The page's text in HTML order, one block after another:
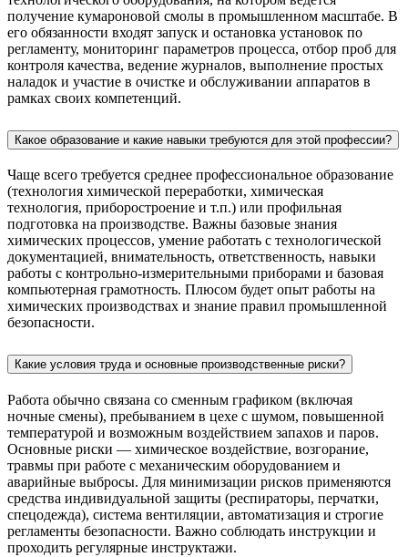
получение кумароновой смолы в промышленном масштабе. В
его обязанности входят запуск и остановка установок по
регламенту, мониторинг параметров процесса, отбор проб для
контроля качества, ведение журналов, выполнение простых
наладок и участие в очистке и обслуживании аппаратов в
рамках своих компетенций.
Какое образование и какие навыки требуются для этой профессии?
Чаще всего требуется среднее профессиональное образование
(технология химической переработки, химическая
технология, приборостроение и т.п.) или профильная
подготовка на производстве. Важны базовые знания
химических процессов, умение работать с технологической
документацией, внимательность, ответственность, навыки
работы с контрольно‑измерительными приборами и базовая
компьютерная грамотность. Плюсом будет опыт работы на
химических производствах и знание правил промышленной
безопасности.
Какие условия труда и основные производственные риски?
Работа обычно связана со сменным графиком (включая
ночные смены), пребыванием в цехе с шумом, повышенной
температурой и возможным воздействием запахов и паров.
Основные риски — химическое воздействие, возгорание,
травмы при работе с механическим оборудованием и
аварийные выбросы. Для минимизации рисков применяются
средства индивидуальной защиты (респираторы, перчатки,
спецодежда), система вентиляции, автоматизация и строгие
регламенты безопасности. Важно соблюдать инструкции и
проходить регулярные инструктажи.